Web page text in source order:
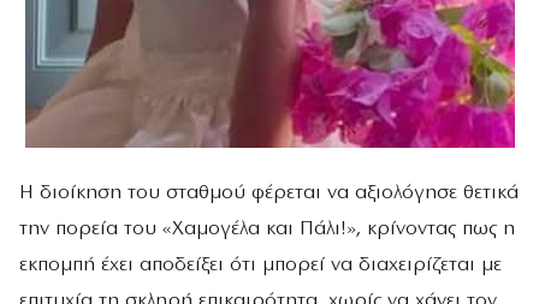
Η διοίκηση του σταθμού φέρεται να αξιολόγησε θετικά
την πορεία του «Χαμογέλα και Πάλι!», κρίνοντας πως η
εκπομπή έχει αποδείξει ότι μπορεί να διαχειρίζεται με